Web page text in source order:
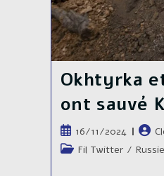
Okhtyrka
ont sauvé
Publication
publiée :
16/11/2024
de
PostFil Twitter / Russie